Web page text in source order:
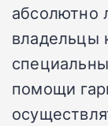
абсолютно
владельцы
помощи